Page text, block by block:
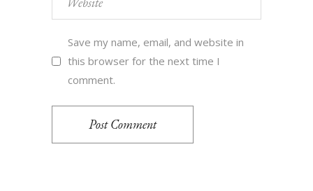
Save my name, email, and website in
this browser for the next time I
comment.
Post Comment